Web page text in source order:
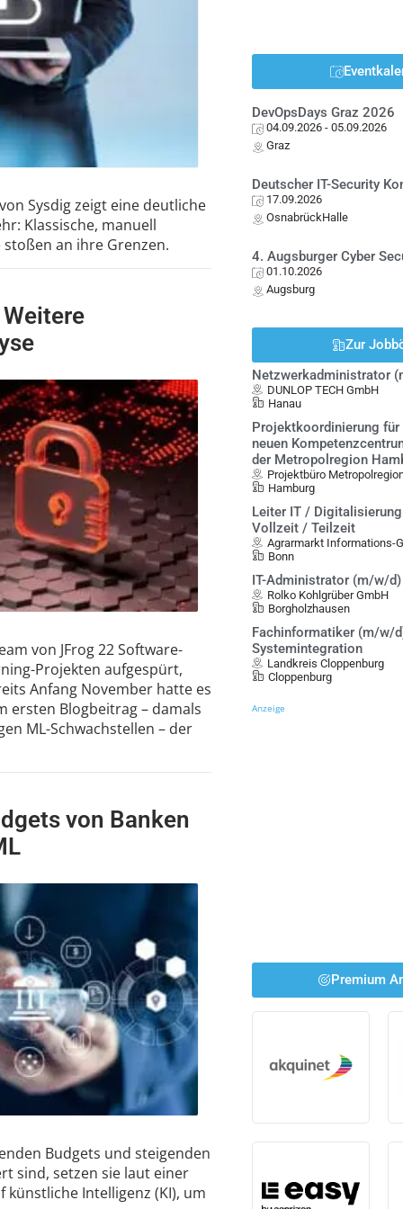
Sysdig zeigt eine deutliche
Klassische, manuell
an ihre Grenzen.
von JFrog 22 Software-
Projekten aufgespürt,
Anfang November hatte es
ersten Blogbeitrag – damals
ML-Schwachstellen – der
von Banken
Budgets und steigenden
sind, setzen sie laut einer
Intelligenz (KI), um
DevOpsDays Graz 2026
04.09.2026 - 05.09.2026
Graz
Deutscher IT-Security
17.09.2026
OsnabrückHalle
4. Augsburger Cyber
01.10.2026
Augsburg
Zur
Netzwerkadministrator
DUNLOP TECH GmbH
Hanau
Projektkoordinierung für
neuen
der Metropolregion
Projektbüro
Hamburg
Leiter IT /
Vollzeit / Teilzeit
Agrarmarkt Informations-
Bonn
IT-Administrator (m/w/d)
Rolko Kohlgrüber GmbH
Borgholzhausen
Fachinformatiker (m/w/
Systemintegration
Landkreis Cloppenburg
Cloppenburg
Anzeige
Premium